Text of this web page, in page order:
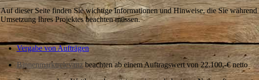
Auf dieser Seite finden Sie wichtige Informationen und Hinweise, die Sie während
Umsetzung Ihres Projektes beachten müssen.
Vergabe von Aufträgen
Binnenmarktrelevanzbeachten ab einem Auftragswert von 22.100,-€ netto